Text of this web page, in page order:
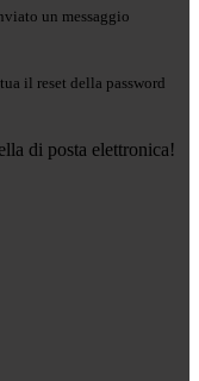
un messaggio
il reset della password
di posta elettronica!